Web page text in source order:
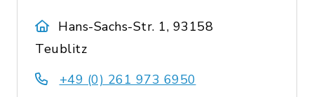
Hans-Sachs-Str. 1, 93158
Teublitz
+49 (0) 261 973 6950